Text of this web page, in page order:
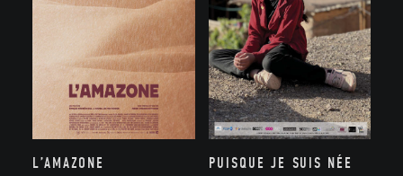
L’AMAZONE PUISQUE JE SUIS NÉE